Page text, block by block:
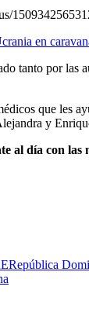
en
tanto por
que les
y
al día con
República